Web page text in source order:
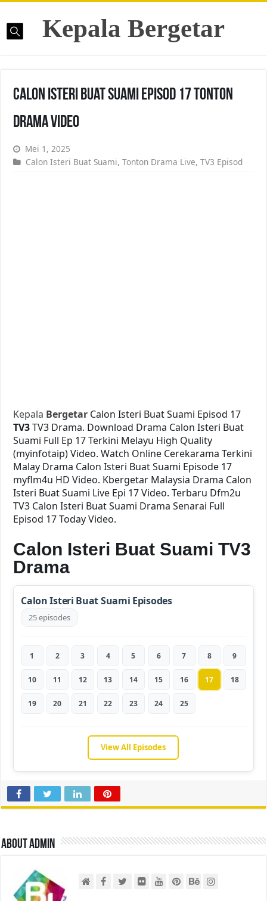
Kepala Bergetar
Calon Isteri Buat Suami Episod 17 Tonton
Drama Video
Mei 1, 2025
Calon Isteri Buat Suami,Tonton Drama Live,TV3 Episod
Kepala Bergetar Calon Isteri Buat Suami Episod 17
TV3TV3 Drama. Download Drama Calon Isteri Buat
Suami Full Ep 17 Terkini Melayu High Quality
(myinfotaip) Video. Watch Online Cerekarama Terkini
Malay Drama Calon Isteri Buat Suami Episode 17
myflm4u HD Video. Kbergetar Malaysia Drama Calon
Isteri Buat Suami Live Epi 17 Video. Terbaru Dfm2u
TV3 Calon Isteri Buat Suami Drama Senarai Full
Episod 17 Today Video.
Calon Isteri Buat Suami TV3
Drama
Calon Isteri Buat Suami Episodes
25 episodes
1 2 3 4 5 6 7 8 9
10 11 12 13 14 15 16 17 18
19 20 21 22 23 24 25
View All Episodes
About admin